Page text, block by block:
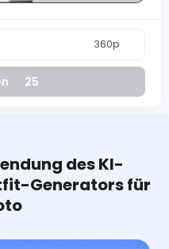
360p
25
des KI-
Generators für